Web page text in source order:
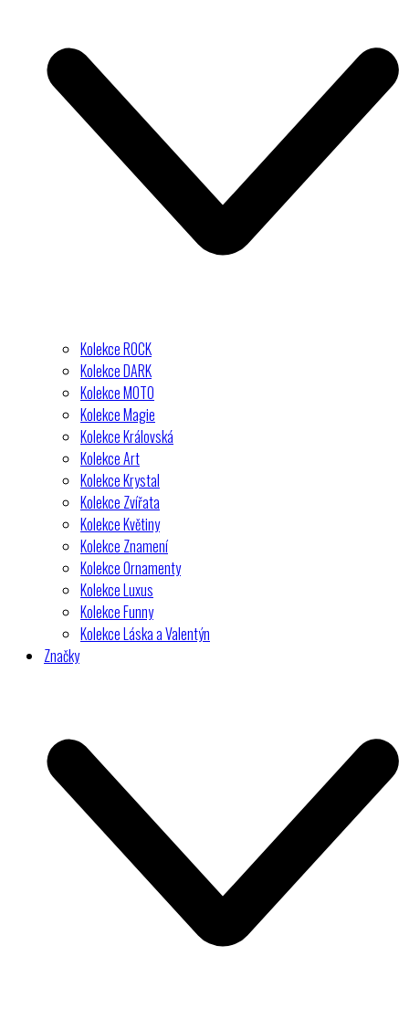
Kolekce ROCK
Kolekce DARK
Kolekce MOTO
Kolekce Magie
Kolekce Královská
Kolekce Art
Kolekce Krystal
Kolekce Zvířata
Kolekce Květiny
Kolekce Znamení
Kolekce Ornamenty
Kolekce Luxus
Kolekce Funny
Kolekce Láska a Valentýn
Značky